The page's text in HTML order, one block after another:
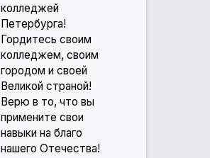
колледжей
Петербурга!
Гордитесь своим
колледжем, своим
городом и своей
Великой страной!
Верю в то, что вы
примените свои
навыки на благо
нашего Отечества!